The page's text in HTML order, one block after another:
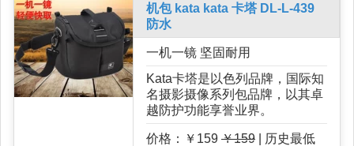
机包 kata kata 卡塔 DL-L-439
防水
一机一镜 坚固耐用
Kata卡塔是以色列品牌，国际知
名摄影摄像系列包品牌，以其卓
越防护功能享誉业界。
价格：￥159 ￥159 | 历史最低